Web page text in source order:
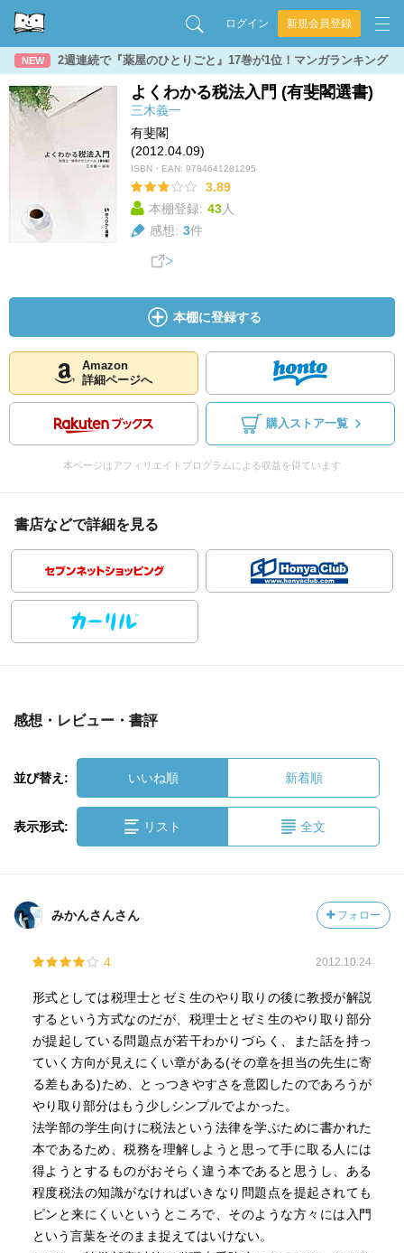
ログイン 新規会員登録
NEW 2週連続で『薬屋のひとりごと』17巻が1位！マンガランキング
よくわかる税法入門 (有斐閣選書)
三木義一
有斐閣
(2012.04.09)
ISBN・EAN: 9784641281295
3.89
本棚登録: 43人
感想: 3件
本棚に登録する
Amazon
詳細ページへ
購入ストア一覧
本ページはアフィリエイトプログラムによる収益を得ています
書店などで詳細を見る
感想・レビュー・書評
並び替え: いいね順 新着順
表示形式: リスト 全文
みかんさんさん フォロー
4 2012.10.24
形式としては税理士とゼミ生のやり取りの後に教授が解説
するという方式なのだが、税理士とゼミ生のやり取り部分
が提起している問題点が若干わかりづらく、また話を持っ
ていく方向が見えにくい章がある(その章を担当の先生に寄
る差もある)ため、とっつきやすさを意図したのであろうが
やり取り部分はもう少しシンプルでよかった。
法学部の学生向けに税法という法律を学ぶために書かれた
本であるため、税務を理解しようと思って手に取る人には
得ようとするものがおそらく違う本であると思うし、ある
程度税法の知識がなければいきなり問題点を提起されても
ピンと来にくいというところで、そのような方々には入門
という言葉をそのまま捉えてはいけない。